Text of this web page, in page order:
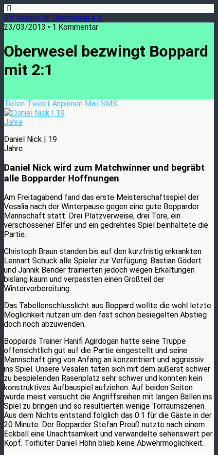
SV Vesalia 08 Oberwesel e.V.
23/03/2013 • 1 Kommentar
Oberwesel bezwingt Boppard
mit 2:1
Teilen Tweet Anpinnen Mail SMS
Daniel Nick | 19
Jahre
Daniel Nick wird zum Matchwinner und begräbt
alle Bopparder Hoffnungen
Am Freitagabend fand das erste Meisterschaftsspiel der
Vesalia nach der Winterpause gegen eine gute Bopparder
Mannschaft statt. Drei Platzverweise, drei Tore, ein
verschossener Elfer und ein gedrehtes Spiel beinhaltete die
Partie.
Christoph Braun standen bis auf den kurzfristig erkrankten
Lennart Schuck alle Spieler zur Verfügung. Bastian Gödert
und Jannik Bender trainierten jedoch wegen Erkältungen
bislang kaum und verpassten einen Großteil der
Wintervorbereitung.
Das Tabellenschlusslicht aus Boppard wollte die wohl letzte
Möglichkeit nutzen um den fast schon besiegelten Abstieg
doch noch abzuwenden.
Boppards Trainer Hanifi Agirdogan hatte seine Truppe
offensichtlich gut auf die Partie eingestellt und seine
Mannschaft ging von Anfang an konzentriert und aggressiv
ins Spiel. Unsere Vesalen taten sich mit dem äußerst schwer
zu bespielenden Rasenplatz sehr schwer und konnten kein
konstruktives Aufbauspiel aufziehen. Auf beiden Seiten
wurde meist versucht die Angriffsreihen mit langen Bällen ins
Spiel zu bringen und so resultierten wenige Torraumszenen.
Aus dem Nichts entstand folglich das 0:1 für die Gäste in der
20 Minute. Der Bopparder Stefan Preuß nutzte nach einem
Eckball eine Unachtsamkeit und verwandelte sehenswert per
Kopf. Torhüter Daniel Höhn blieb keine Abwehrmöglichkeit.